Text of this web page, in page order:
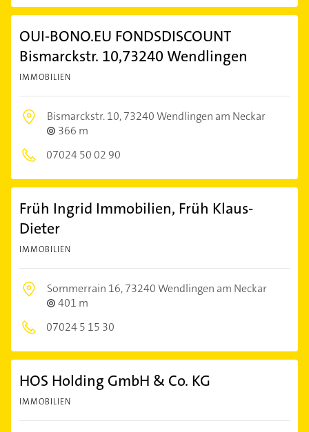
OUI-BONO.EU FONDSDISCOUNT
Bismarckstr. 10,73240 Wendlingen
IMMOBILIEN
Bismarckstr. 10,73240 Wendlingen am Neckar
366 m
07024 50 02 90
Früh Ingrid Immobilien, Früh Klaus-
Dieter
IMMOBILIEN
Sommerrain 16,73240 Wendlingen am Neckar
401 m
07024 5 15 30
HOS Holding GmbH & Co. KG
IMMOBILIEN